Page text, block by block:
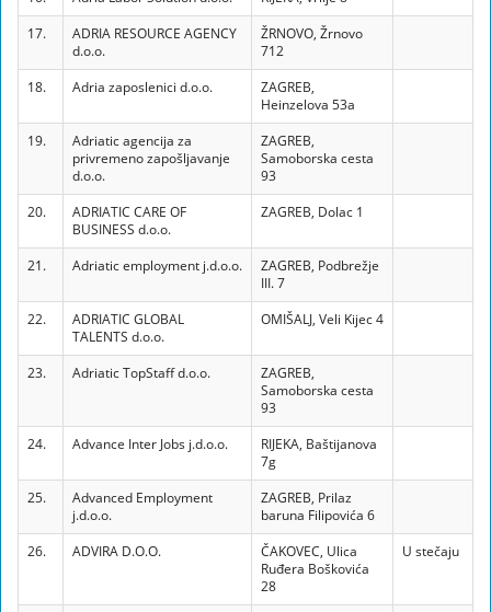
17.
ADRIA RESOURCE AGENCY
d.o.o.
ŽRNOVO, Žrnovo
712
18.
Adria zaposlenici d.o.o.
ZAGREB,
Heinzelova 53a
19.
Adriatic agencija za
privremeno zapošljavanje
d.o.o.
ZAGREB,
Samoborska cesta
93
20.
ADRIATIC CARE OF
BUSINESS d.o.o.
ZAGREB, Dolac 1
21. Adriatic employment j.d.o.o.
ZAGREB, Podbrežje
III. 7
22.
ADRIATIC GLOBAL
TALENTS d.o.o.
OMIŠALJ, Veli Kijec 4
23. Adriatic TopStaff d.o.o.
ZAGREB,
Samoborska cesta
93
24.
Advance Inter Jobs j.d.o.o.
RIJEKA, Baštijanova
7g
25.
Advanced Employment
j.d.o.o.
ZAGREB, Prilaz
baruna Filipovića 6
26.
ADVIRA D.O.O.
ČAKOVEC, Ulica
Ruđera Boškovića
28
U stečaju